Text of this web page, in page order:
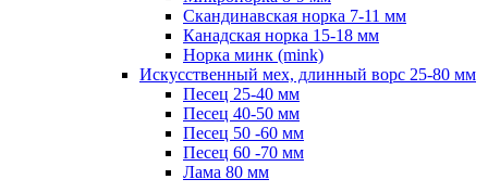
Скандинавская норка 7-11 мм
Канадская норка 15-18 мм
Норка минк (mink)
Искусственный мех, длинный ворс 25-80 мм
Песец 25-40 мм
Песец 40-50 мм
Песец 50 -60 мм
Песец 60 -70 мм
Лама 80 мм